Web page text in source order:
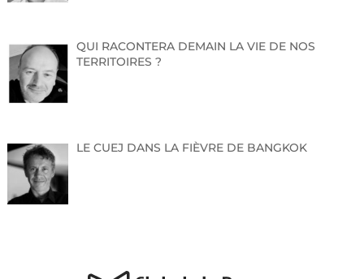
QUI RACONTERA DEMAIN LA VIE DE NOS
TERRITOIRES ?
LE CUEJ DANS LA FIÈVRE DE BANGKOK